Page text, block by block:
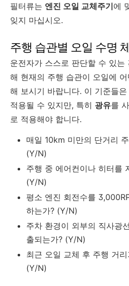
필터류는 엔진 오일 교체주기에
잊지 마십시오.
주행 습관별 오일 수명
운전자가 스스로 판단할 수 있는
해 현재의 주행 습관이 오일에
해 보시기 바랍니다. 이 기준들은
적용될 수 있지만, 특히 광유를
로 적용해야 합니다.
매일 10km 미만의 단거리
(Y/N)
주행 중 에어컨이나 히터를
(Y/N)
평소 엔진 회전수를
하는가? (Y/N)
주차 환경이 외부의 직사광
출되는가? (Y/N)
최근 오일 교체 후 주행 거
(Y/N)